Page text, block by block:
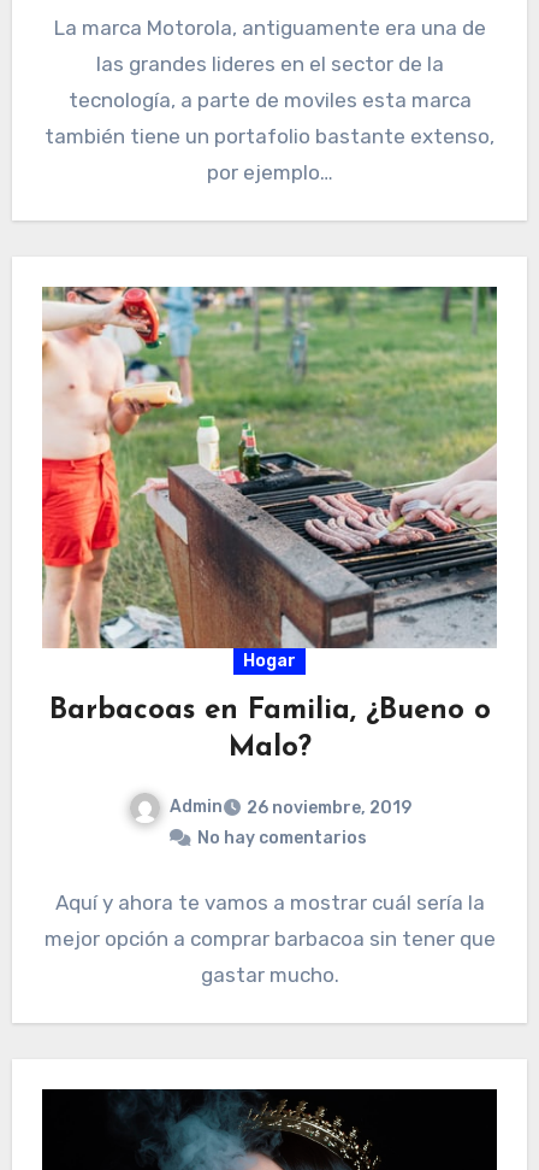
La marca Motorola, antiguamente era una de
las grandes lideres en el sector de la
tecnología, a parte de moviles esta marca
también tiene un portafolio bastante extenso,
por ejemplo…
Hogar
Barbacoas en Familia, ¿Bueno o
Malo?
Admin
26 noviembre, 2019
No hay comentarios
Aquí y ahora te vamos a mostrar cuál sería la
mejor opción a comprar barbacoa sin tener que
gastar mucho.